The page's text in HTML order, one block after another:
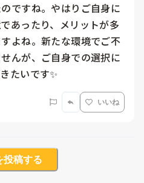
ですね。やはりご自身に
あったり、メリットが多
よね。新たな環境でご不
んが、ご自身での選択に
たいです✨
いいね
投稿する